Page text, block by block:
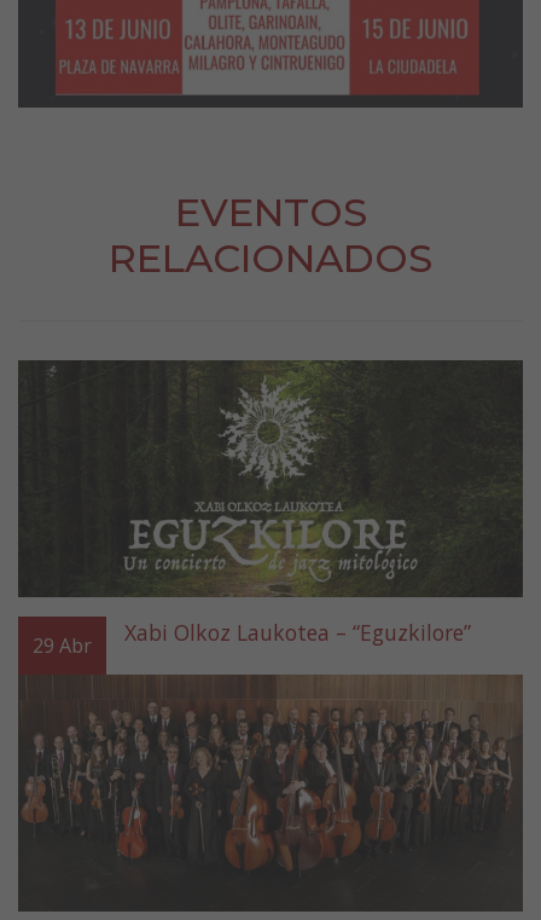
EVENTOS
RELACIONADOS
29 Abr Xabi Olkoz Laukotea – “Eguzkilore”